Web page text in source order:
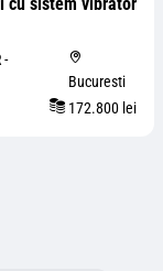
-
Bucuresti
172.800 lei